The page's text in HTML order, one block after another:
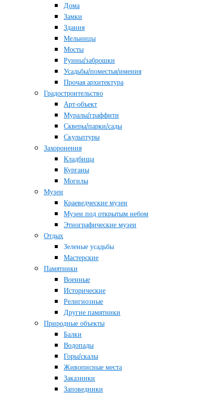
Дома
Замки
Здания
Мельницы
Мосты
Руины/заброшки
Усадьбы/поместья/имения
Прочая архитектура
Градостроительство
Арт-объект
Муралы/граффити
Скверы/парки/сады
Скульптуры
Захоронения
Кладбища
Курганы
Могилы
Музеи
Краеведческие музеи
Музеи под открытым небом
Этнографические музеи
Отдых
Зеленые усадьбы
Мастерские
Памятники
Военные
Исторические
Религиозные
Другие памятники
Природные объекты
Балки
Водопады
Горы/скалы
Живописные места
Заказники
Заповедники